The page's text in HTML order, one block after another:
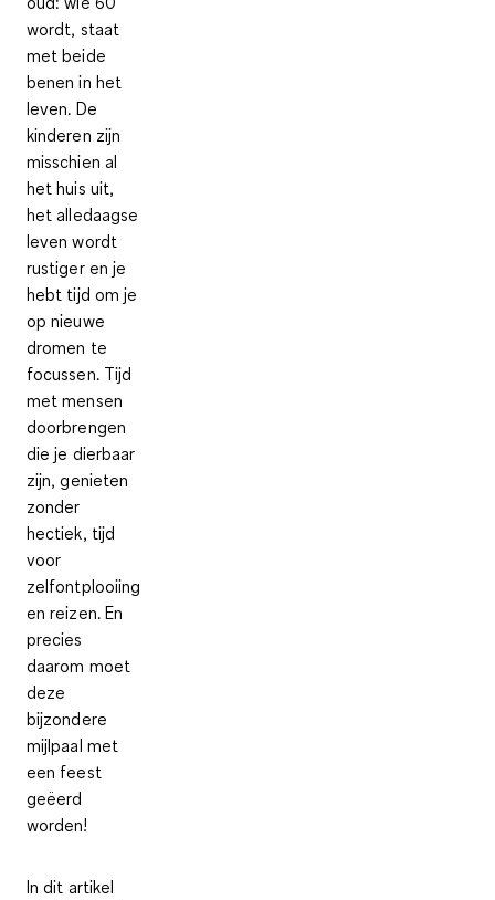
wordt, staat
met beide
benen in het
leven. De
kinderen zijn
misschien al
het huis uit,
het alledaagse
leven wordt
rustiger en je
hebt tijd om je
op nieuwe
dromen te
focussen. Tijd
met mensen
doorbrengen
die je dierbaar
zijn, genieten
zonder
hectiek, tijd
voor
zelfontplooiing
en reizen. En
precies
daarom moet
deze
bijzondere
mijlpaal met
een feest
geëerd
worden!
In dit artikel